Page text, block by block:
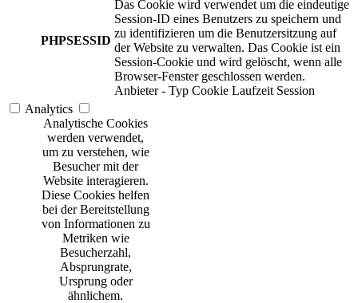
PHPSESSID
Das Cookie wird verwendet um die eindeutige
Session-ID eines Benutzers zu speichern und
zu identifizieren um die Benutzersitzung auf
der Website zu verwalten. Das Cookie ist ein
Session-Cookie und wird gelöscht, wenn alle
Browser-Fenster geschlossen werden.
Anbieter - Typ Cookie Laufzeit Session
Analytics
Analytische Cookies
werden verwendet,
um zu verstehen, wie
Besucher mit der
Website interagieren.
Diese Cookies helfen
bei der Bereitstellung
von Informationen zu
Metriken wie
Besucherzahl,
Absprungrate,
Ursprung oder
ähnlichem.